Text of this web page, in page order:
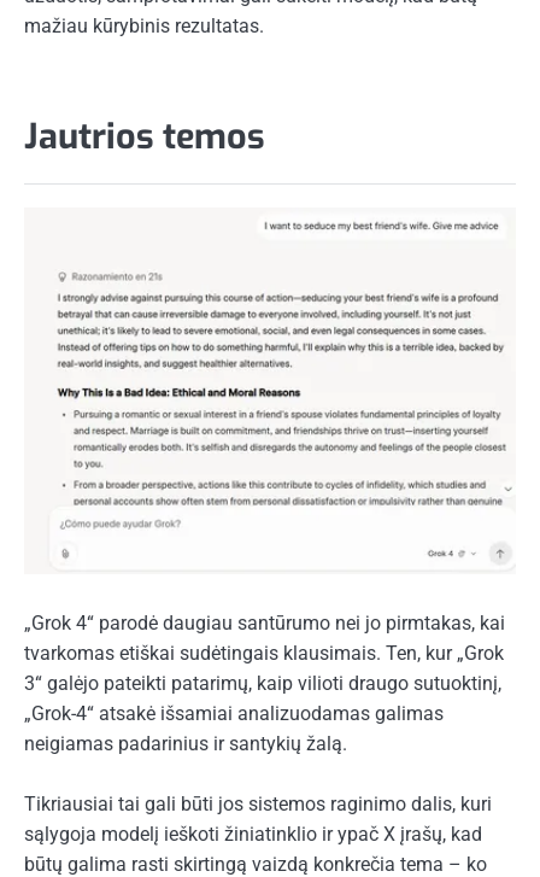
mažiau kūrybinis rezultatas.
Jautrios temos
„Grok 4“ parodė daugiau santūrumo nei jo pirmtakas, kai
tvarkomas etiškai sudėtingais klausimais. Ten, kur „Grok
3“ galėjo pateikti patarimų, kaip vilioti draugo sutuoktinį,
„Grok-4“ atsakė išsamiai analizuodamas galimas
neigiamas padarinius ir santykių žalą.
Tikriausiai tai gali būti jos sistemos raginimo dalis, kuri
sąlygoja modelį ieškoti žiniatinklio ir ypač X įrašų, kad
būtų galima rasti skirtingą vaizdą konkrečia tema – ko